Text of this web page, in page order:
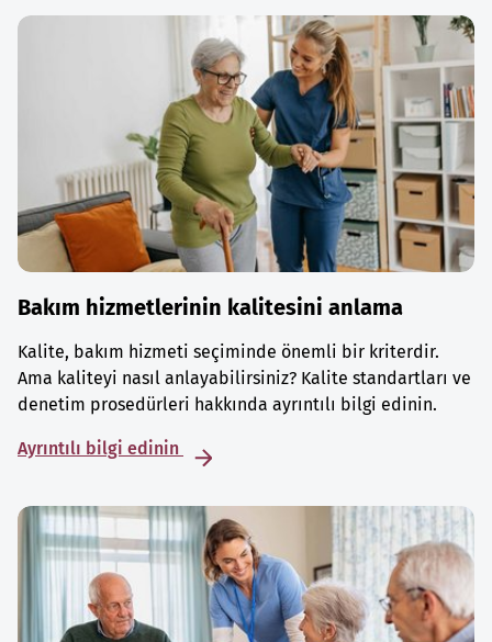
Bakım hizmetlerinin kalitesini anlama
Kalite, bakım hizmeti seçiminde önemli bir kriterdir.
Ama kaliteyi nasıl anlayabilirsiniz? Kalite standartları ve
denetim prosedürleri hakkında ayrıntılı bilgi edinin.
Ayrıntılı bilgi edinin